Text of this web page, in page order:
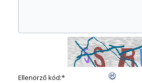
Ellenörző kód:*